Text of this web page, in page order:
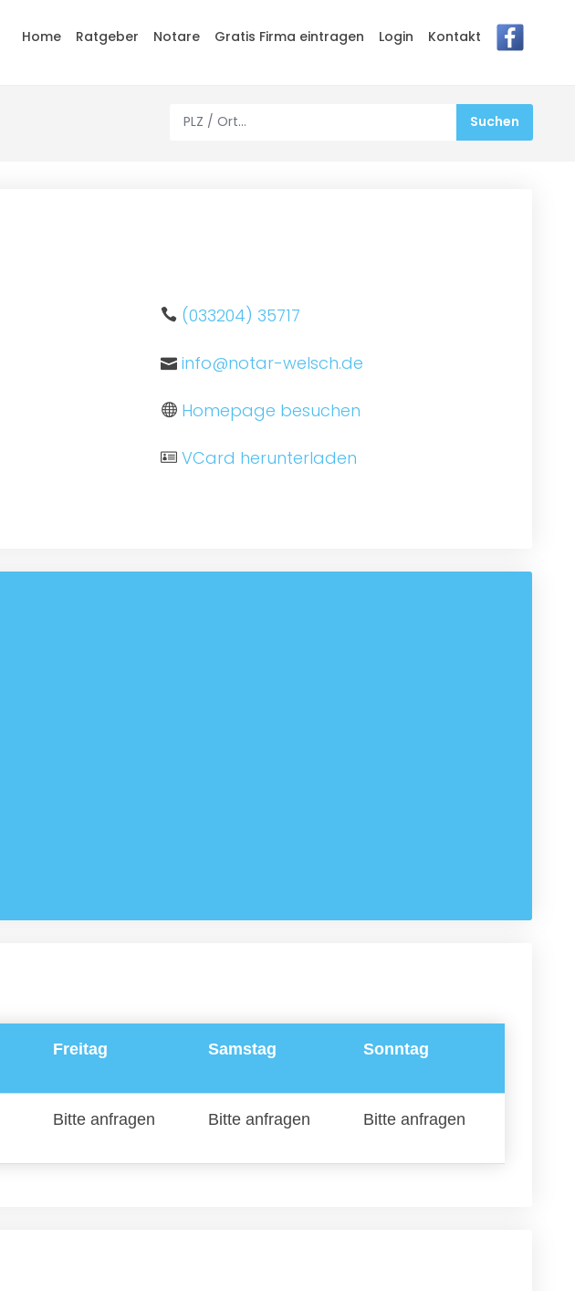
Home Ratgeber Notare Gratis Firma eintragen Login Kontakt
(033204) 35717
info@notar-welsch.de
Homepage besuchen
VCard herunterladen
Freitag Samstag Sonntag
Bitte anfragen Bitte anfragen Bitte anfragen